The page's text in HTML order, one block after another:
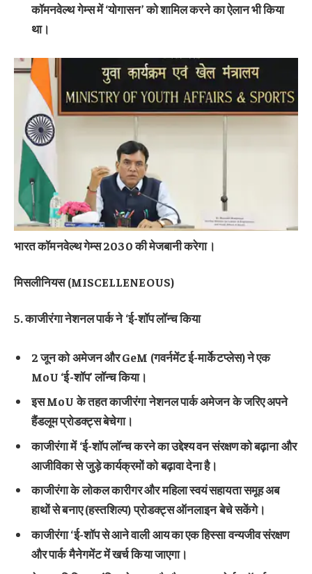
कॉमनवेल्थ गेम्स में ‘योगासन’ को शामिल करने का ऐलान भी किया
था।
भारत कॉमनवेल्थ गेम्स 2030 की मेजबानी करेगा।
मिसलीनियस (MISCELLENEOUS)
5. काजीरंगा नेशनल पार्क ने ‘ई-शॉप लॉन्च किया
2 जून को अमेजन और GeM (गवर्नमेंट ई-मार्केटप्लेस) ने एक
MoU ‘ई-शॉप’ लॉन्च किया।
इस MoU के तहत काजीरंगा नेशनल पार्क अमेजन के जरिए अपने
हैंडलूम प्रोडक्ट्स बेचेगा।
काजीरंगा में ‘ई-शॉप लॉन्च करने का उद्देश्य वन संरक्षण को बढ़ाना और
आजीविका से जुड़े कार्यक्रमों को बढ़ावा देना है।
काजीरंगा के लोकल कारीगर और महिला स्वयं सहायता समूह अब
हाथों से बनाए (हस्तशिल्प) प्रोडक्ट्स ऑनलाइन बेचे सकेंगे।
काजीरंगा ‘ई-शॉप से आने वाली आय का एक हिस्सा वन्यजीव संरक्षण
और पार्क मैनेगमेंट में खर्च किया जाएगा।